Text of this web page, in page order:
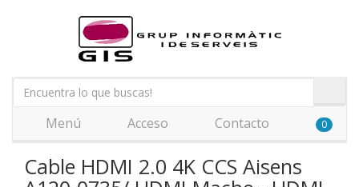
Menú Acceso Contacto 0
Cable HDMI 2.0 4K CCS Aisens